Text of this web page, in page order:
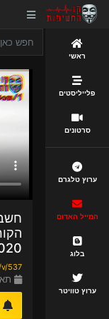
ראשי
פלייליסטים
סרטונים
ערוץ טלגרם
המייל האדום
בלוג
ערוץ טוויטר
537